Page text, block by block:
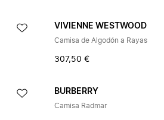
VIVIENNE WESTWOOD
Camisa de Algodón a Rayas
307,50 €
BURBERRY
Camisa Radmar